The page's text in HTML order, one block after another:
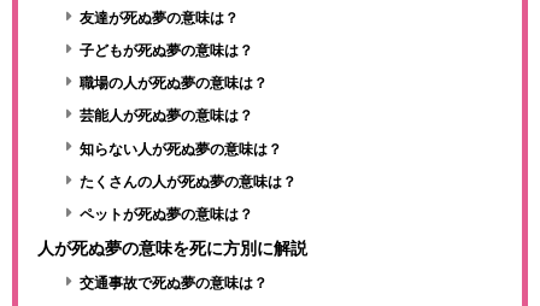
友達が死ぬ夢の意味は？
子どもが死ぬ夢の意味は？
職場の人が死ぬ夢の意味は？
芸能人が死ぬ夢の意味は？
知らない人が死ぬ夢の意味は？
たくさんの人が死ぬ夢の意味は？
ペットが死ぬ夢の意味は？
人が死ぬ夢の意味を死に方別に解説
交通事故で死ぬ夢の意味は？